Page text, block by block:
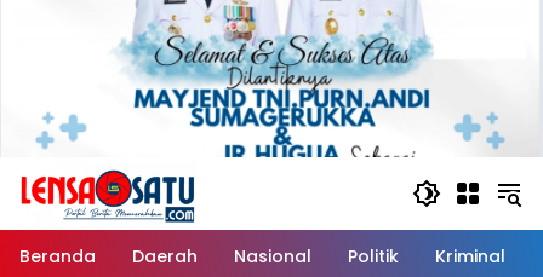
Beranda Daerah Nasional Politik Kriminal